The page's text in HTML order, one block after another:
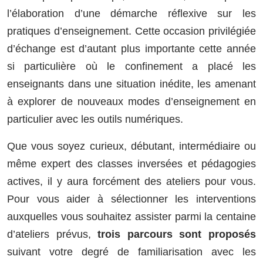
l’élaboration d’une démarche réflexive sur les
pratiques d’enseignement. Cette occasion privilégiée
d’échange est d’autant plus importante cette année
si particulière où le confinement a placé les
enseignants dans une situation inédite, les amenant
à explorer de nouveaux modes d’enseignement en
particulier avec les outils numériques.
Que vous soyez curieux, débutant, intermédiaire ou
même expert des classes inversées et pédagogies
actives, il y aura forcément des ateliers pour vous.
Pour vous aider à sélectionner les interventions
auxquelles vous souhaitez assister parmi la centaine
d’ateliers prévus,trois parcours sont proposés
suivant votre degré de familiarisation avec les